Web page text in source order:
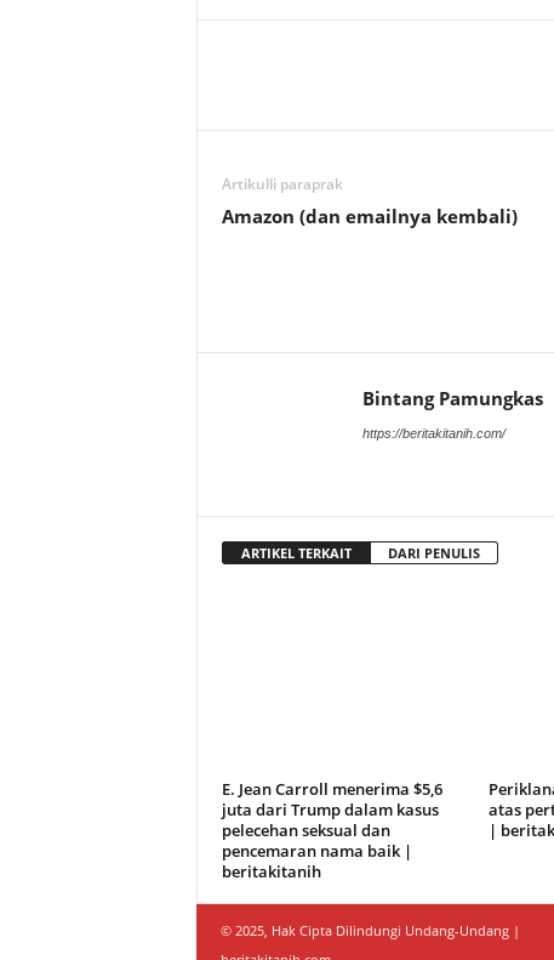
Artikulli paraprak
Amazon (dan emailnya kembali)
Bintang Pamungkas
https://beritakitanih.com/
ARTIKEL TERKAIT DARI PENULIS
E. Jean Carroll menerima $5,6
juta dari Trump dalam kasus
pelecehan seksual dan
pencemaran nama baik |
beritakitanih
atas
|
© 2025, Hak Cipta Dilindungi Undang-Undang |